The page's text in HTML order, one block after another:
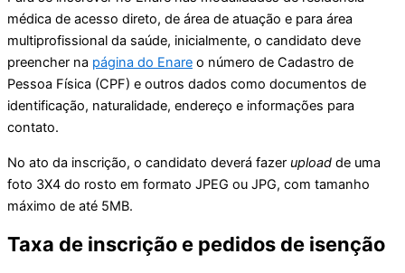
médica de acesso direto, de área de atuação e para área
multiprofissional da saúde, inicialmente, o candidato deve
preencher na página do Enare o número de Cadastro de
Pessoa Física (CPF) e outros dados como documentos de
identificação, naturalidade, endereço e informações para
contato.
No ato da inscrição, o candidato deverá fazer upload de uma
foto 3X4 do rosto em formato JPEG ou JPG, com tamanho
máximo de até 5MB.
Taxa de inscrição e pedidos de isenção